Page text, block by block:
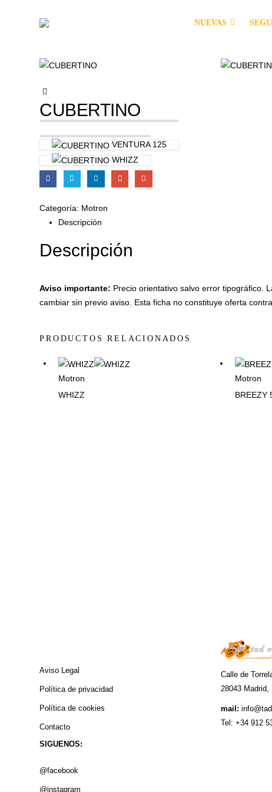
NUEVAS
CUBERTINO
VENTURA 125
WHIZZ
Categoría: Motron
Descripción
Descripción
Aviso importante: Precio orientativo salvo error tipográfico.
cambiar sin previo aviso. Esta ficha no constituye oferta
PRODUCTOS RELACIONADOS
Motron
WHIZZ
Motron
BREEZY
Aviso Legal
Política de privacidad
Política de cookies
Contacto
SIGUENOS:
@facebook
@instagram
Calle de
28043 Madrid,
mail:
Tel: +34 912